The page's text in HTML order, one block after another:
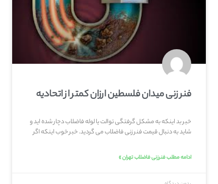
فنر زنی میدان فلسطین ارزان کمتر از اتحادیه
خبر بد اینکه به مشکل گرفتگی توالت یا لوله فاضلاب دچار شده اید و
شاید به دنبال قیمت فنر زنی فاضلاب می گردید. خبر خوب اینکه اگر
ادامه مطلب فنرزنی فاضلاب تهران »